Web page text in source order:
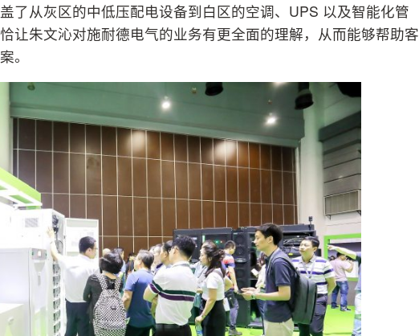
了从灰区的中低压配电设备到白区的空调、UPS 以及智能化管
让朱文沁对施耐德电气的业务有更全面的理解，从而能够帮助客
。